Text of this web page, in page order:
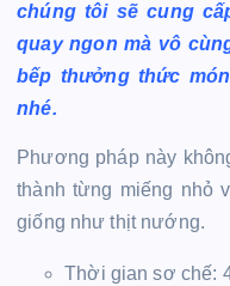
chúng tôi sẽ cung
quay ngon mà vô
bếp thưởng thức
nhé.
Phương pháp này
thành từng miếng nhỏ
giống như thịt nướng.
Thời gian sơ chế: